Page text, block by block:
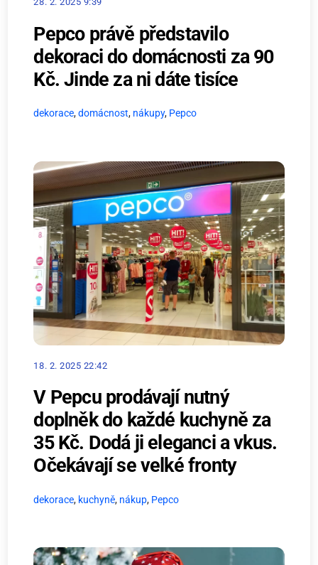
Pepco právě představilo
dekoraci do domácnosti za 90
Kč. Jinde za ni dáte tisíce
dekorace,domácnost, nákupy, Pepco
18. 2. 2025 22:42
V Pepcu prodávají nutný
doplněk do každé kuchyně za
35 Kč. Dodá ji eleganci a vkus.
Očekávají se velké fronty
dekorace, kuchyně, nákup, Pepco